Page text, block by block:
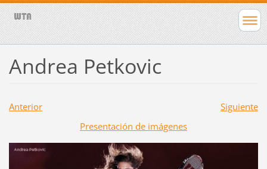
Andrea Petkovic
Anterior
Siguiente
Presentación de imágenes